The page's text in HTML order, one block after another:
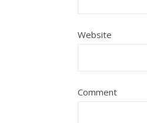
Website
Comment